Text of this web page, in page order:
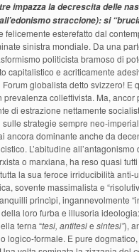
impazza la decrescita delle
straccione): si
felicemente esterefatto dal
sinistra mondiale. Da una
politicista bramoso di
capitalistico e acriticamente
globalista detto svizzero!
prevalenza collettivista. Ma,
di estrazione nettamente
strategie sempre neo-
ancora dominante anche da
L’abitudine
o marxiana, ha reso quasi
la sua feroce irriducibilità
sovente massimalista e
princìpi, ingannevolmente
loro furba e illusoria
terna “tesi, antitesie sintesi”),
logico-formale. E pure